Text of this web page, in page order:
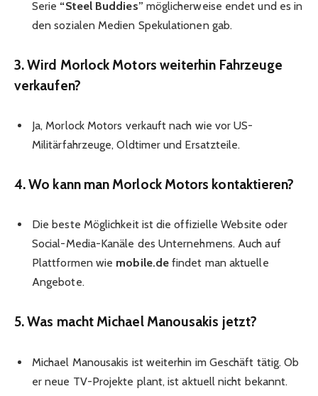
Serie “Steel Buddies” möglicherweise endet und es in
den sozialen Medien Spekulationen gab.
3. Wird Morlock Motors weiterhin Fahrzeuge
verkaufen?
Ja, Morlock Motors verkauft nach wie vor US-
Militärfahrzeuge, Oldtimer und Ersatzteile.
4. Wo kann man Morlock Motors kontaktieren?
Die beste Möglichkeit ist die offizielle Website oder
Social-Media-Kanäle des Unternehmens. Auch auf
Plattformen wie mobile.de findet man aktuelle
Angebote.
5. Was macht Michael Manousakis jetzt?
Michael Manousakis ist weiterhin im Geschäft tätig. Ob
er neue TV-Projekte plant, ist aktuell nicht bekannt.